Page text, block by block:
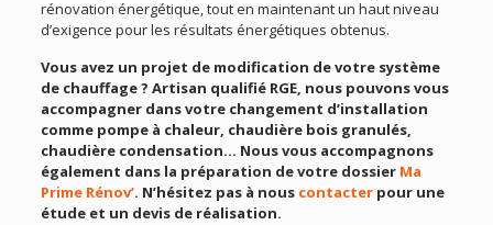
rénovation énergétique, tout en maintenant un haut niveau
d’exigence pour les résultats énergétiques obtenus​​.
Vous avez un projet de modification de votre système
de chauffage ? Artisan qualifié RGE, nous pouvons vous
accompagner dans votre changement d’installation
comme pompe à chaleur, chaudière bois granulés,
chaudière condensation… Nous vous accompagnons
également dans la préparation de votre dossier Ma
Prime Rénov’. N’hésitez pas à nous contacter pour une
étude et un devis de réalisation.